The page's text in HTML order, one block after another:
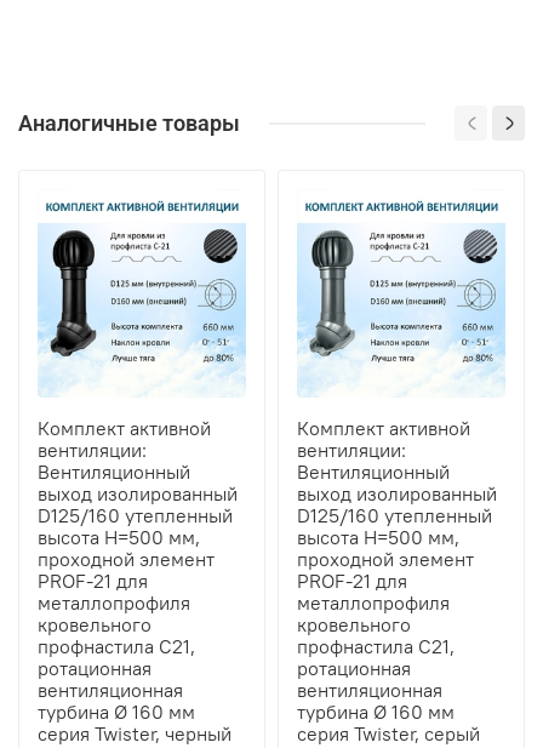
Аналогичные товары
Комплект активной
вентиляции:
Вентиляционный
выход изолированный
D125/160 утепленный
высота H=500 мм,
проходной элемент
PROF-21 для
металлопрофиля
кровельного
профнастила С21,
ротационная
вентиляционная
турбина Ø 160 мм
серия Twister, черный
Комплект активной
вентиляции:
Вентиляционный
выход изолированный
D125/160 утепленный
высота H=500 мм,
проходной элемент
PROF-21 для
металлопрофиля
кровельного
профнастила С21,
ротационная
вентиляционная
турбина Ø 160 мм
серия Twister, серый